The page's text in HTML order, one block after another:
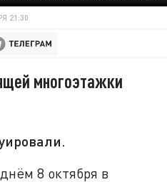
21:30
многоэтажки
8 октября в